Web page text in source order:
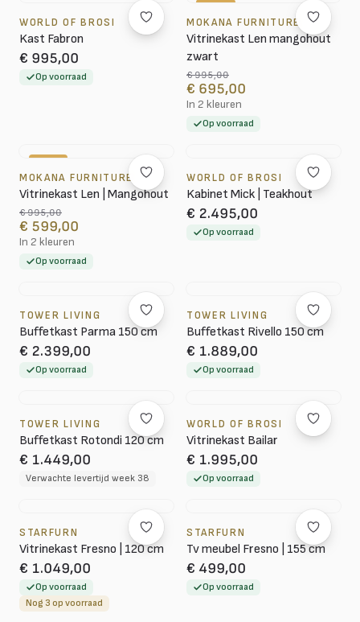
WORLD OF BROSI
Kast Fabron
€ 995,00
Op voorraad
MOKANA FURNITURE
Vitrinekast Len mangohout
zwart
€ 995,00
€ 695,00
In 2 kleuren
Op voorraad
MOKANA FURNITURE
Vitrinekast Len | Mangohout
€ 995,00
€ 599,00
In 2 kleuren
Op voorraad
WORLD OF BROSI
Kabinet Mick | Teakhout
€ 2.495,00
Op voorraad
TOWER LIVING
Buffetkast Parma 150 cm
€ 2.399,00
Op voorraad
TOWER LIVING
Buffetkast Rivello 150 cm
€ 1.889,00
Op voorraad
TOWER LIVING
Buffetkast Rotondi 120 cm
€ 1.449,00
Verwachte levertijd week 38
WORLD OF BROSI
Vitrinekast Bailar
€ 1.995,00
Op voorraad
STARFURN
Vitrinekast Fresno | 120 cm
€ 1.049,00
Op voorraad
Nog 3 op voorraad
STARFURN
Tv meubel Fresno | 155 cm
€ 499,00
Op voorraad